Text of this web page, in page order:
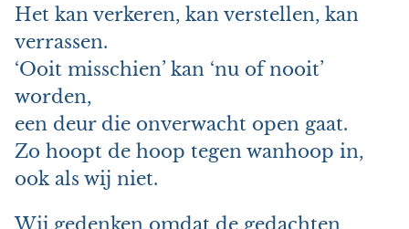
Het kan verkeren, kan verstellen, kan
verrassen.
‘Ooit misschien’ kan ‘nu of nooit’
worden,
een deur die onverwacht open gaat.
Zo hoopt de hoop tegen wanhoop in,
ook als wij niet.
Wij gedenken omdat de gedachten